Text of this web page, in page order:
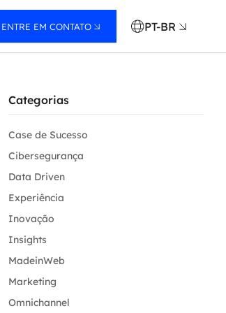
ENTRE EM CONTATO PT-BR
Categorias
Case de Sucesso
Cibersegurança
Data Driven
Experiência
Inovação
Insights
MadeinWeb
Marketing
Omnichannel